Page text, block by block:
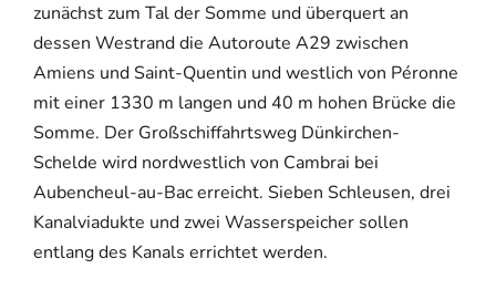
zunächst zum Tal der Somme und überquert an
dessen Westrand die Autoroute A29 zwischen
Amiens und Saint-Quentin und westlich von Péronne
mit einer 1330 m langen und 40 m hohen Brücke die
Somme. Der Großschiffahrtsweg Dünkirchen-
Schelde wird nordwestlich von Cambrai bei
Aubencheul-au-Bac erreicht. Sieben Schleusen, drei
Kanalviadukte und zwei Wasserspeicher sollen
entlang des Kanals errichtet werden.